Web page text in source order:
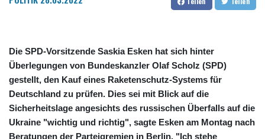
Die SPD-Vorsitzende Saskia Esken hat sich hinter
Überlegungen von Bundeskanzler Olaf Scholz (SPD)
gestellt, den Kauf eines Raketenschutz-Systems für
Deutschland zu prüfen. Dies sei mit Blick auf die
Sicherheitslage angesichts des russischen Überfalls auf die
Ukraine "wichtig und richtig", sagte Esken am Montag nach
Beratungen der Parteigremien in Berlin. "Ich stehe